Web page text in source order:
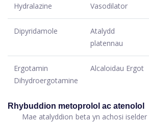
Hydralazine Vasodilator
Dipyridamole
Atalydd
platennau
Ergotamin
Dihydroergotamine
Alcaloidau Ergot
Rhybuddion metoprolol ac atenolol
Mae atalyddion beta yn achosi